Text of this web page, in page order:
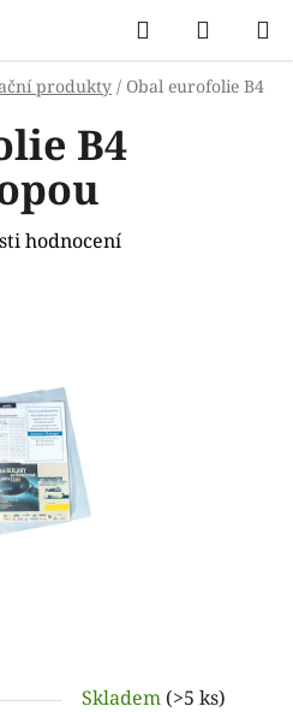
Hledat
KOŠÍK
produkty / Obal eurofolie B4
Skladem (>5 ks)
B4
hodnocení